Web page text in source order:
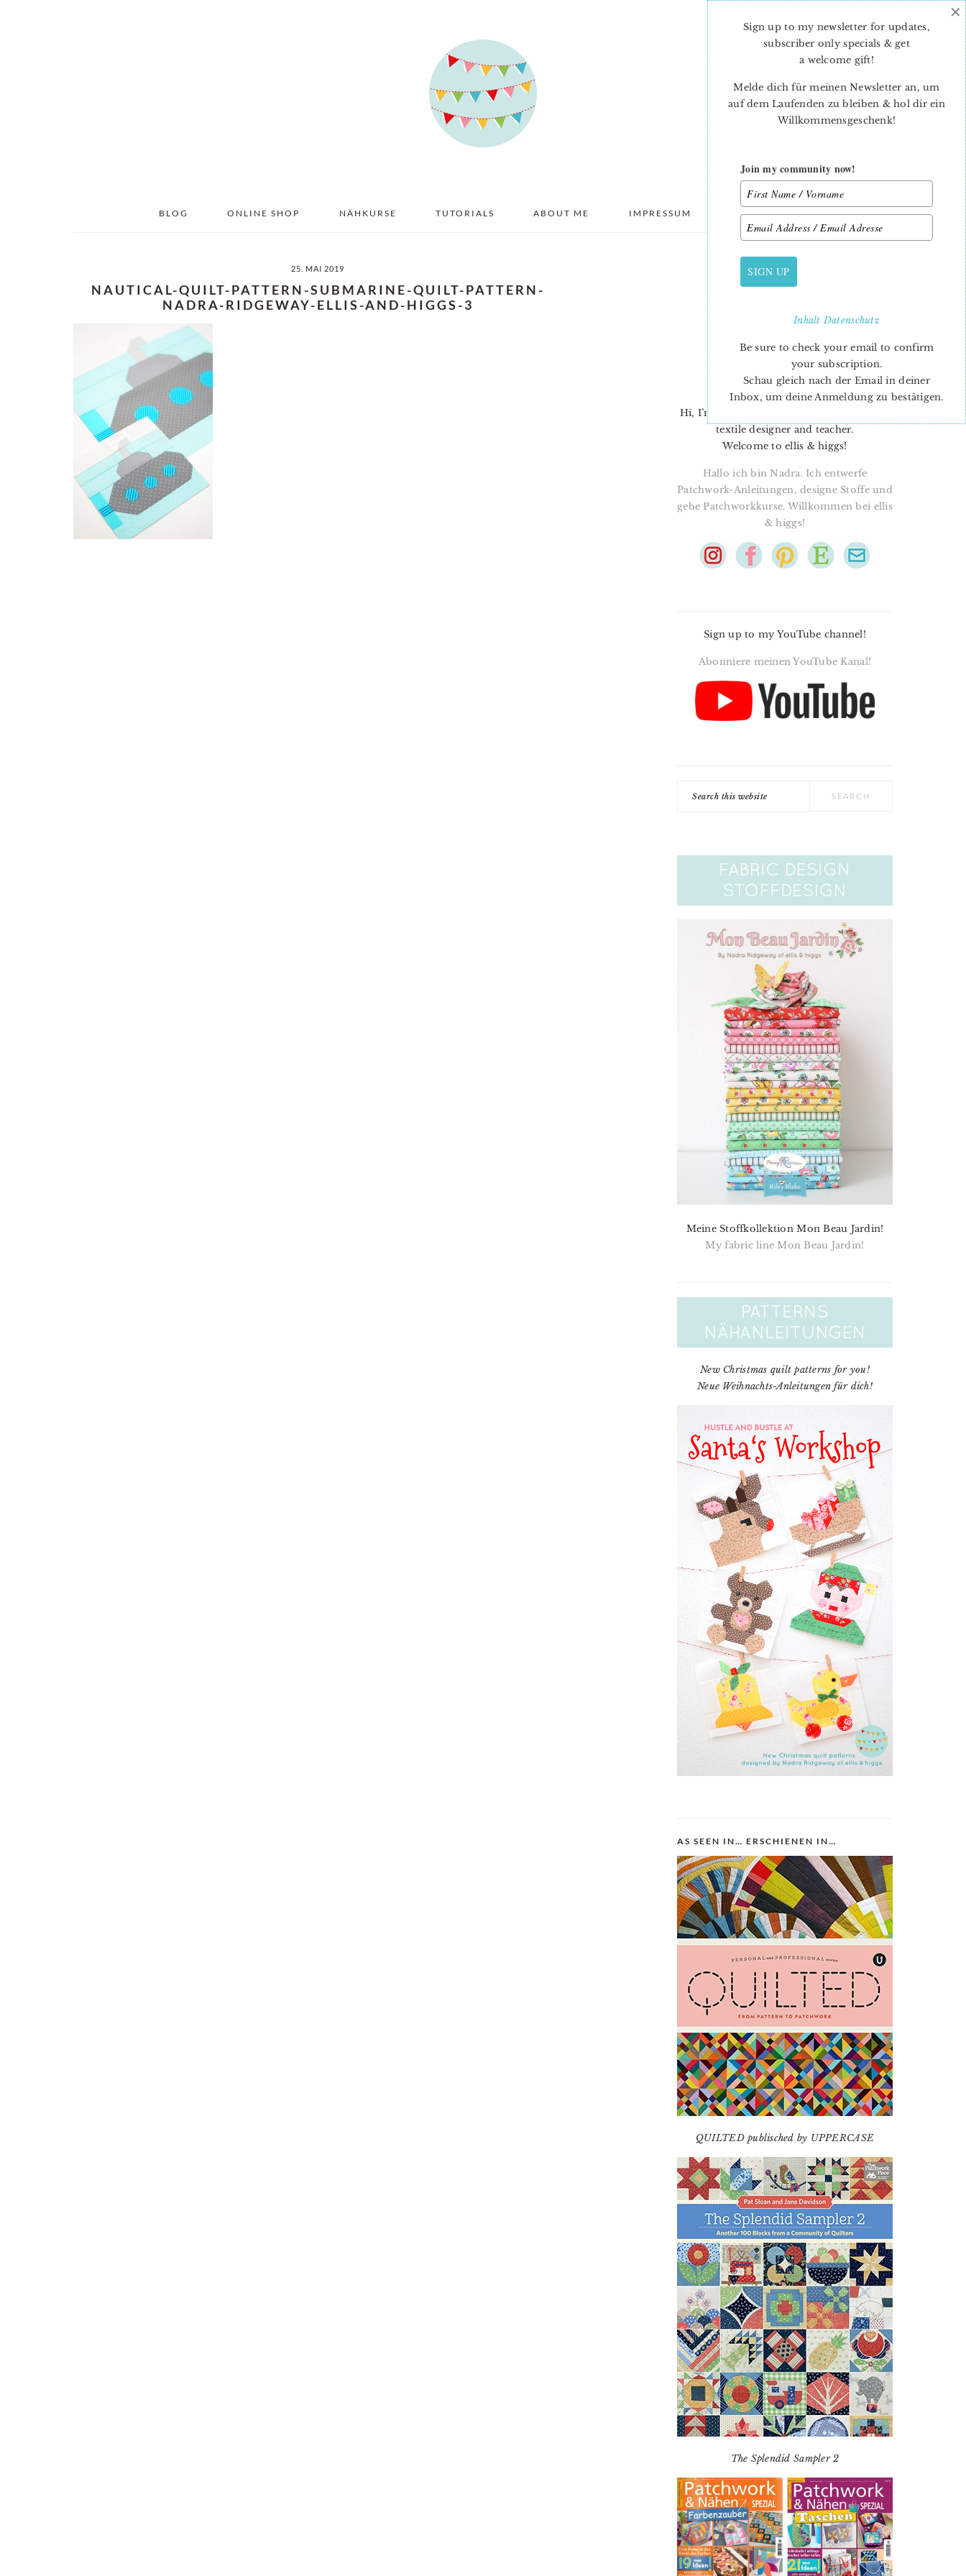
BLOG ONLINE SHOP NÄHKURSE TUTORIALS ABOUT ME IMPRESSUM DATENSCHUTZ
25. MAI 2019
NAUTICAL-QUILT-PATTERN-SUBMARINE-QUILT-PATTERN-
NADRA-RIDGEWAY-ELLIS-AND-HIGGS-3
PRIMARY
SIDEBAR
Hi, I’m Nadra. I’m a quilt pattern designer,
textile designer and teacher.
Welcome to ellis & higgs!
Hallo ich bin Nadra. Ich entwerfe
Patchwork-Anleitungen, designe Stoffe und
gebe Patchworkkurse. Willkommen bei ellis
& higgs!
Sign up to my YouTube channel!
Abonniere meinen YouTube Kanal!
Meine Stoffkollektion Mon Beau Jardin!
My fabric line Mon Beau Jardin!
New Christmas quilt patterns for you!
Neue Weihnachts-Anleitungen für dich!
AS SEEN IN… ERSCHIENEN IN…
QUILTED publisched by UPPERCASE
The Splendid Sampler 2
Sign up to my newsletter for updates,
subscriber only specials & get
a welcome gift!
Melde dich für meinen Newsletter an, um
auf dem Laufenden zu bleiben & hol dir ein
Willkommensgeschenk!
Join my community now!
SIGN UP
InhaltDatenschutz
Be sure to check your email to confirm
your subscription.
Schau gleich nach der Email in deiner
Inbox, um deine Anmeldung zu bestätigen.
×